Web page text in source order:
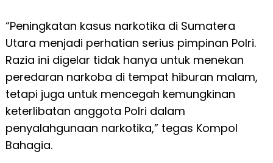
“Peningkatan kasus narkotika di Sumatera
Utara menjadi perhatian serius pimpinan Polri.
Razia ini digelar tidak hanya untuk menekan
peredaran narkoba di tempat hiburan malam,
tetapi juga untuk mencegah kemungkinan
keterlibatan anggota Polri dalam
penyalahgunaan narkotika,” tegas Kompol
Bahagia.